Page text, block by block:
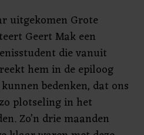
uitgekomen Grote
Geert Mak een
die vanuit
hem in de epiloog
bedenken, dat ons
plotseling in het
Zo’n drie maanden